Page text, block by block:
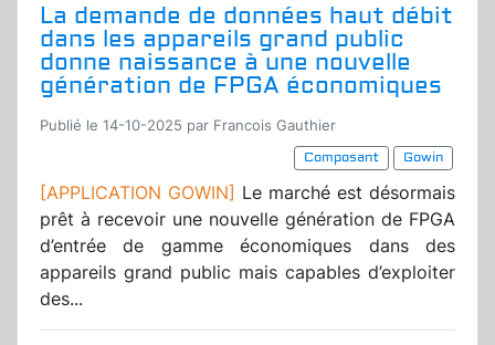
La demande de données haut débit
dans les appareils grand public
donne naissance à une nouvelle
génération de FPGA économiques
Publié le 14-10-2025 par Francois Gauthier
Composant
Gowin
[APPLICATION GOWIN] Le marché est désormais
prêt à recevoir une nouvelle génération de FPGA
d’entrée de gamme économiques dans des
appareils grand public mais capables d’exploiter
des...